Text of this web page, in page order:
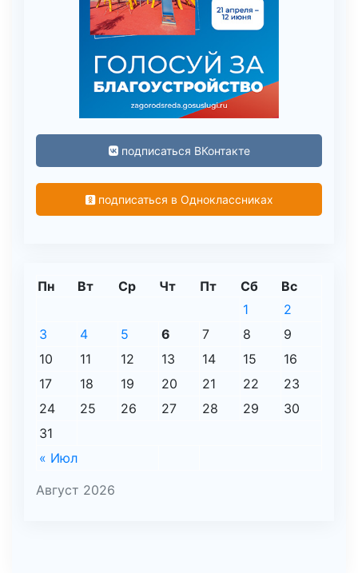
подписаться ВКонтакте
подписаться в Одноклассниках
Август 2026
Пн Вт Ср Чт Пт Сб Вс
« Июл
1
2
3
4 5 6 7 8
9
10
11 12 13 14 15
16
17
18 19 20 21 22
23
24
25 26 27 28 29
30
31